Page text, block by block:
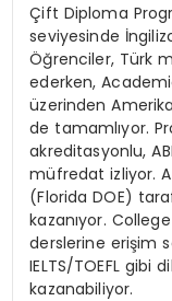
Çift Diploma
seviyesinde
Öğrenciler, Türk
ederken,
üzerinden
de tamamlıyor.
akreditasyonlu,
müfredat izliyor.
(Florida DOE)
kazanıyor.
derslerine erişim
IELTS/TOEFL gibi
kazanabiliyor.